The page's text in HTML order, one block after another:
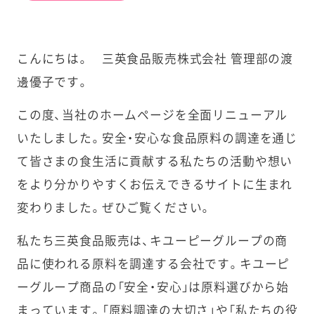
こんにちは。 三英食品販売株式会社 管理部の渡
邊優子です。
この度、当社のホームページを全面リニューアル
いたしました。安全・安心な食品原料の調達を通じ
て皆さまの食生活に貢献する私たちの活動や想い
をより分かりやすくお伝えできるサイトに生まれ
変わりました。ぜひご覧ください。
私たち三英食品販売は、キユーピーグループの商
品に使われる原料を調達する会社です。キユーピ
ーグループ商品の「安全・安心」は原料選びから始
まっています。「原料調達の大切さ」や「私たちの役